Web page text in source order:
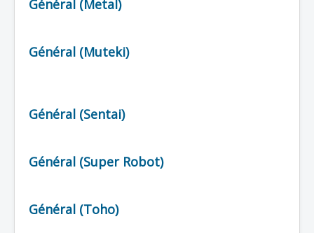
Général (Metal)
Général (Muteki)
Général (Sentai)
Général (Super Robot)
Général (Toho)